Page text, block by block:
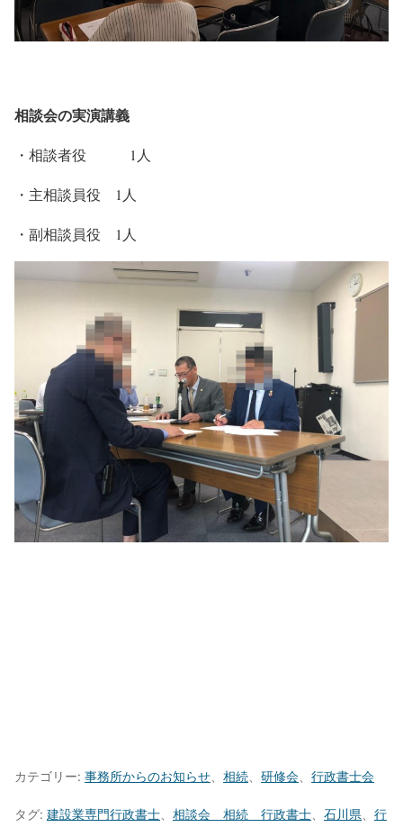
相談会の実演講義
・相談者役 1人
・主相談員役 1人
・副相談員役 1人
カテゴリー: 事務所からのお知らせ 相続 研修会 行政書士会
タグ: 建設業専門行政書士 相談会 相続 行政書士 石川県
行